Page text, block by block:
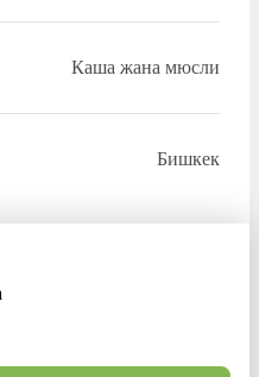
Каша жана мюсли
Бишкек